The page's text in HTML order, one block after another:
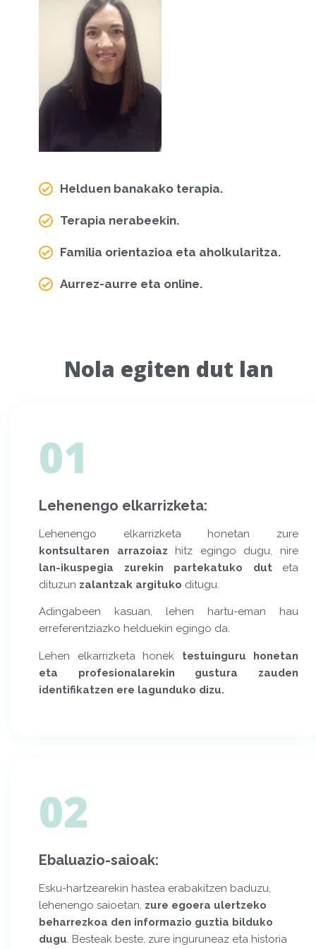
Helduen banakako terapia.
Terapia nerabeekin.
Familia orientazioa eta aholkularitza.
Aurrez-aurre eta online.
Nola egiten dut lan
01
Lehenengo elkarrizketa:
Lehenengo elkarrizketa honetan zure
kontsultaren arrazoiaz hitz egingo dugu, nire
lan-ikuspegia zurekin partekatuko duteta
dituzun zalantzak argituko ditugu.
Adingabeen kasuan, lehen hartu-eman hau
erreferentziazko helduekin egingo da.
Lehen elkarrizketa honek testuinguru honetan
eta profesionalarekin gustura zauden
identifikatzen ere lagunduko dizu.
02
Ebaluazio-saioak:
Esku-hartzearekin hastea erabakitzen baduzu,
lehenengo saioetan, zure egoera ulertzeko
beharrezkoa den informazio guztia bilduko
dugu. Besteak beste, zure inguruneaz eta historia